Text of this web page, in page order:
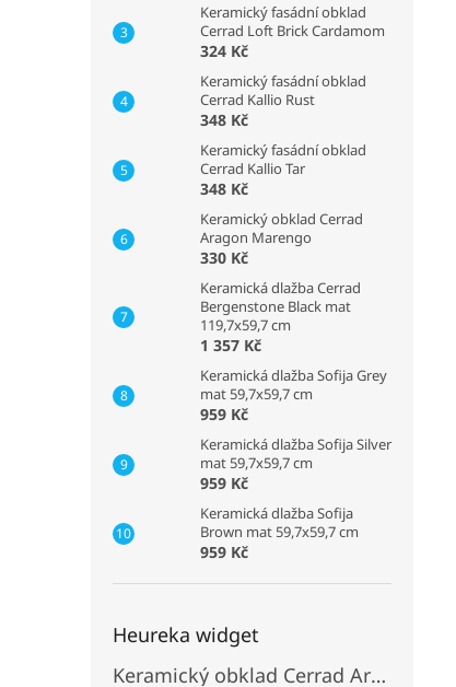
Keramický fasádní obklad
Cerrad Loft Brick Cardamom
324 Kč
Keramický fasádní obklad
Cerrad Kallio Rust
348 Kč
Keramický fasádní obklad
Cerrad Kallio Tar
348 Kč
Keramický obklad Cerrad
Aragon Marengo
330 Kč
Keramická dlažba Cerrad
Bergenstone Black mat
119,7x59,7 cm
1 357 Kč
Keramická dlažba Sofija Grey
mat 59,7x59,7 cm
959 Kč
Keramická dlažba Sofija Silver
mat 59,7x59,7 cm
959 Kč
Keramická dlažba Sofija
Brown mat 59,7x59,7 cm
959 Kč
Heureka widget
Keramický obklad Cerrad Aragon Savana